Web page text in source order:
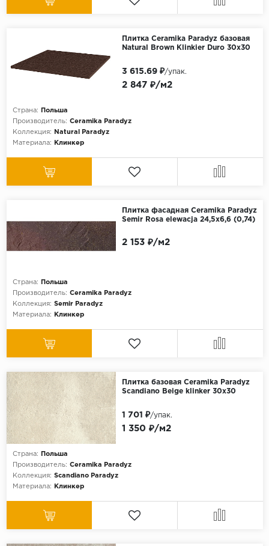
Плитка Ceramika Paradyz базовая
Natural Brown Klinkier Duro 30x30
Страна:
Польша
Производитель: Ceramika Paradyz
Коллекция:
Natural Paradyz
Материала:
Клинкер
2 847 ₽/м2
3 615.69 ₽/упак.
Плитка фасадная Ceramika Paradyz
Semir Rosa elewacja 24,5x6,6 (0,74)
Страна:
Польша
Производитель: Ceramika Paradyz
Коллекция: Semir Paradyz
Материала:
Клинкер
2 153 ₽/м2
Плитка базовая Ceramika Paradyz
Scandiano Beige klinker 30x30
Страна:
Польша
Производитель: Ceramika Paradyz
Коллекция: Scandiano Paradyz
Материала:
Клинкер
1 350 ₽/м2
1 701 ₽/упак.